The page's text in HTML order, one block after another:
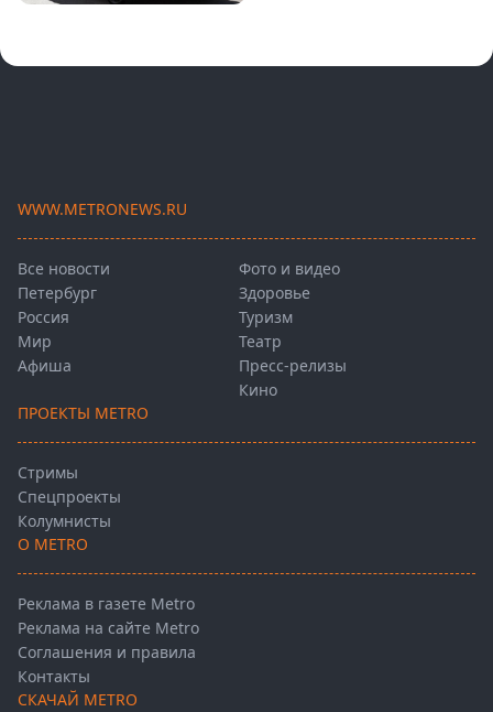
WWW.METRONEWS.RU
Все новости
Петербург
Россия
Мир
Афиша
Фото и видео
Здоровье
Туризм
Театр
Пресс-релизы
Кино
ПРОЕКТЫ METRO
Стримы
Спецпроекты
Колумнисты
О METRO
Реклама в газете Metro
Реклама на сайте Metro
Соглашения и правила
Контакты
СКАЧАЙ METRO